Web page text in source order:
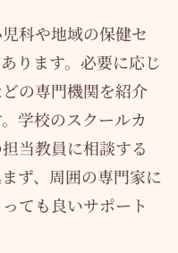
科や地域の保健セ
ります。必要に応じ
の専門機関を紹介
学校のスクールカ
当教員に相談する
ず、周囲の専門家に
ても良いサポート